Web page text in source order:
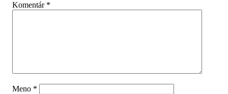
Komentár *
Meno *